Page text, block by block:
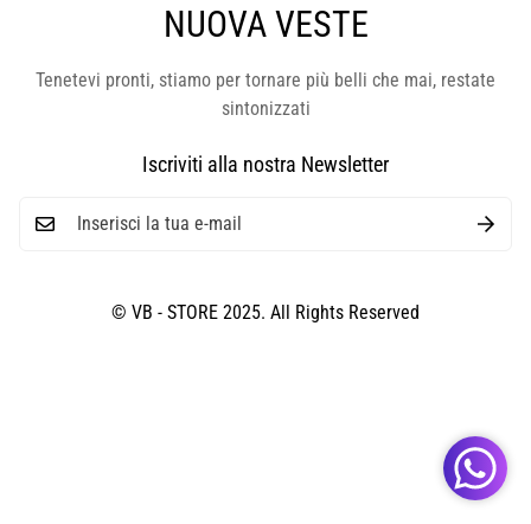
NUOVA VESTE
Tenetevi pronti, stiamo per tornare più belli che mai, restate
sintonizzati
Iscriviti alla nostra Newsletter
© VB - STORE 2025. All Rights Reserved